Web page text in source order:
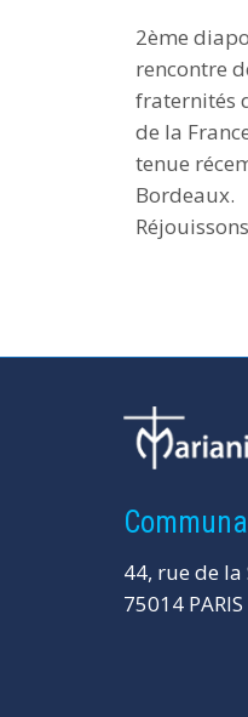
2ème
rencontre
fraternités
de la
tenue
Bordeaux.
44, rue de la
75014 PARIS